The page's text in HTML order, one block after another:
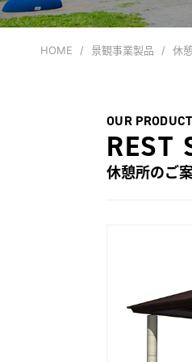
HOME 景観事業製品 休
OUR PRODUCT
REST
休憩所のご